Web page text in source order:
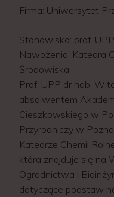
Firma: Uniwersytet
Stanowisko: prof.
Nawożenia, Katedra
Środowiska
Prof. UPP dr hab.
absolwentem
Cieszkowskiego w
Przyrodniczy w
Katedrze Chemii
która znajduje się na
Ogrodnictwa i
dotyczące podstaw